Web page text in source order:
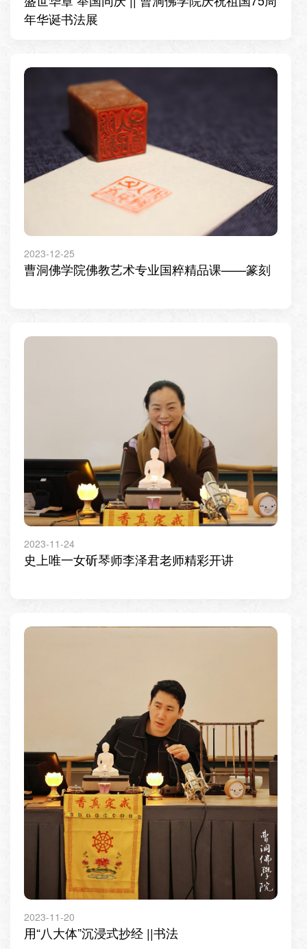
年华诞书法展
2023-12-25
曹洞佛学院佛教艺术专业国粹精品课——篆刻
2023-11-24
史上唯一女斫琴师李泽君老师精彩开讲
2023-11-20
用“八大体”沉浸式抄经 ||书法